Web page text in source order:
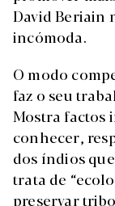
David Beriain
incómoda.
O modo
faz o seu
Mostra factos
conhecer,
dos índios
trata de
preservar